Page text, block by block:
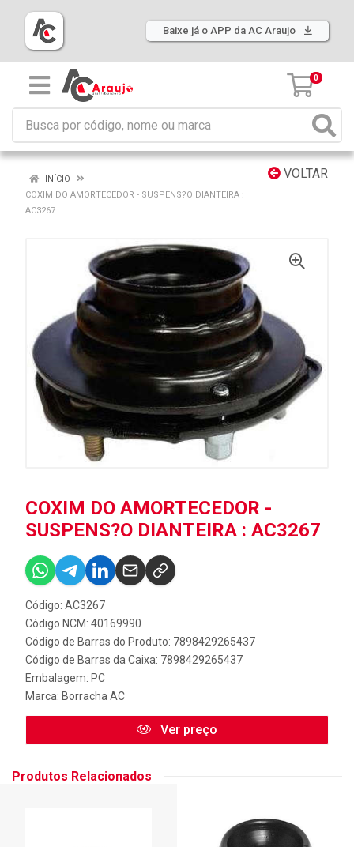
Baixe já o APP da AC Araujo
0
VOLTAR
INÍCIO
COXIM DO AMORTECEDOR - SUSPENS?O DIANTEIRA :
AC3267
COXIM DO AMORTECEDOR -
SUSPENS?O DIANTEIRA : AC3267
Código: AC3267
Código NCM: 40169990
Código de Barras do Produto: 7898429265437
Código de Barras da Caixa: 7898429265437
Embalagem: PC
Marca: Borracha AC
Ver preço
Produtos Relacionados